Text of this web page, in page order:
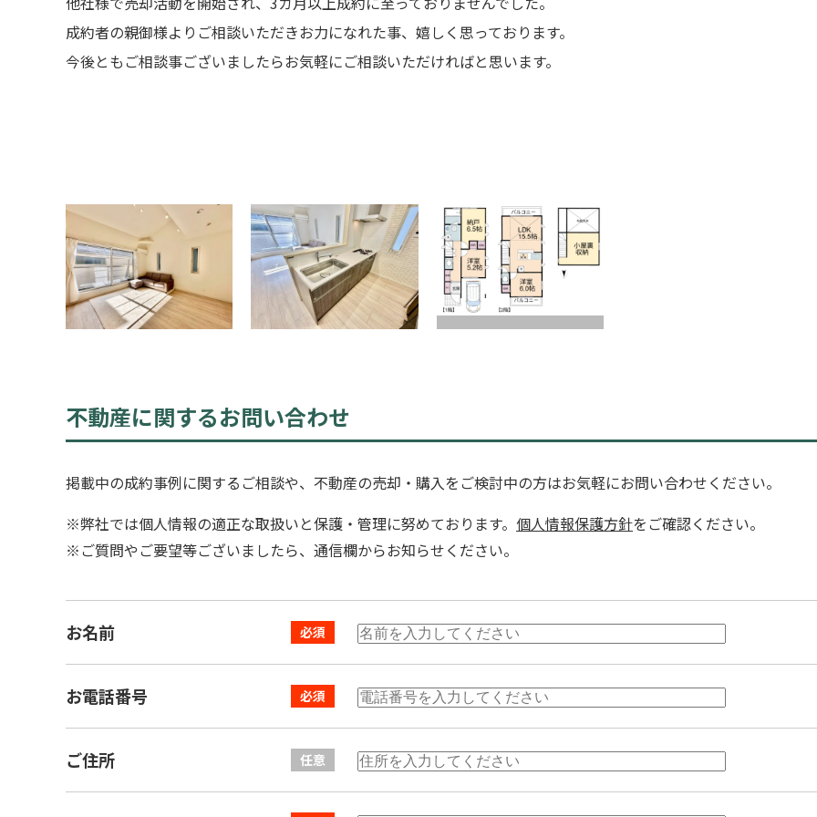
成約者の親御様よりご相談いただきお力になれた事、嬉しく思っております。
今後ともご相談事ございましたらお気軽にご相談いただければと思います。
不動産に関するお問い合わせ
掲載中の成約事例に関するご相談や、不動産の売却・購入をご検討中の方はお気軽にお問い合わせください。
※弊社では個人情報の適正な取扱いと保護・管理に努めております。 個人情報保護方針をご確認ください。
※ご質問やご要望等ございましたら、通信欄からお知らせください。
お名前
お電話番号
ご住所